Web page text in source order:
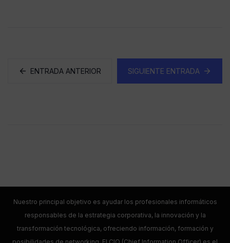
ENTRADA ANTERIOR SIGUIENTE ENTRADA
Nuestro principal objetivo es ayudar los profesionales informáticos
responsables de la estrategia corporativa, la innovación y la
transformación tecnológica, ofreciendo información, formación y